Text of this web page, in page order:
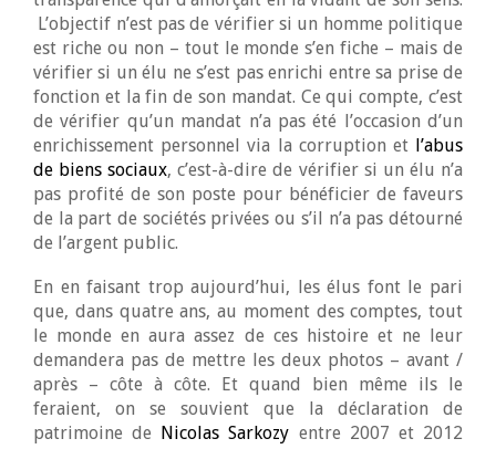
L’objectif n’est pas de vérifier si un homme politique
est riche ou non – tout le monde s’en fiche – mais de
vérifier si un élu ne s’est pas enrichi entre sa prise de
fonction et la fin de son mandat. Ce qui compte, c’est
de vérifier qu’un mandat n’a pas été l’occasion d’un
enrichissement personnel via la corruption et l’abus
de biens sociaux, c’est-à-dire de vérifier si un élu n’a
pas profité de son poste pour bénéficier de faveurs
de la part de sociétés privées ou s’il n’a pas détourné
de l’argent public.
En en faisant trop aujourd’hui, les élus font le pari
que, dans quatre ans, au moment des comptes, tout
le monde en aura assez de ces histoire et ne leur
demandera pas de mettre les deux photos – avant /
après – côte à côte. Et quand bien même ils le
feraient, on se souvient que la déclaration de
patrimoine de Nicolas Sarkozy entre 2007 et 2012